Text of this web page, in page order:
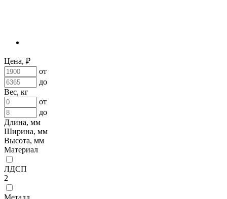
Цена, ₽
от
до
Вес, кг
от
до
Длина, мм
Ширина, мм
Высота, мм
Материал
ЛДСП
2
Металл